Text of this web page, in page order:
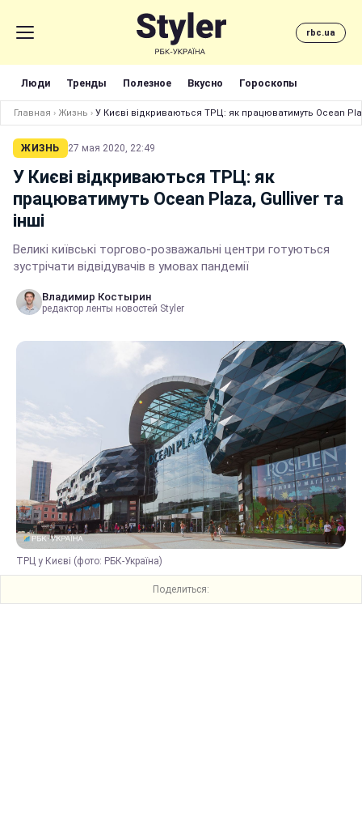
rbc.ua
Люди Тренды Полезное Вкусно Гороскопы
Главная › Жизнь › У Києві відкриваються ТРЦ: як працюватимуть Ocean
ЖИЗНЬ 27 мая 2020, 22:49
У Києві відкриваються ТРЦ: як
працюватимуть Ocean Plaza, Gulliver та
інші
Великі київські торгово-розважальні центри готуються
зустрічати відвідувачів в умовах пандемії
Владимир Костырин
редактор ленты новостей Styler
ТРЦ у Києві (фото: РБК-Україна)
Поделиться: